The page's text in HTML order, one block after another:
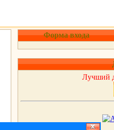
Форма входа
Лучший